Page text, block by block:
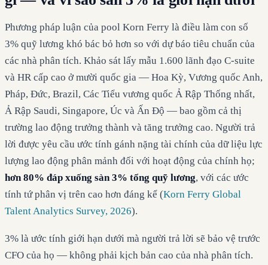
Phương pháp luận của pool Korn Ferry là điều làm con số
3% quỹ lương khó bác bỏ hơn so với dự báo tiêu chuẩn của
các nhà phân tích. Khảo sát lấy mẫu 1.600 lãnh đạo C-suite
và HR cấp cao ở mười quốc gia — Hoa Kỳ, Vương quốc Anh,
Pháp, Đức, Brazil, Các Tiểu vương quốc Ả Rập Thống nhất,
Ả Rập Saudi, Singapore, Úc và Ấn Độ — bao gồm cả thị
trường lao động trưởng thành và tăng trưởng cao. Người trả
lời được yêu cầu ước tính gánh nặng tài chính của dữ liệu lực
lượng lao động phân mảnh đối với hoạt động của chính họ;
hơn 80% đáp xuống sàn 3% tổng quỹ lương, với các ước
tính tứ phân vị trên cao hơn đáng kể (Korn Ferry Global
Talent Analytics Survey, 2026).
3% là ước tính giới hạn dưới mà người trả lời sẽ bảo vệ trước
CFO của họ — không phải kịch bản cao của nhà phân tích.